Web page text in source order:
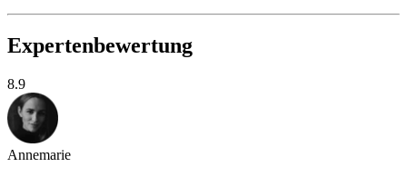
Expertenbewertung
8.9
Annemarie